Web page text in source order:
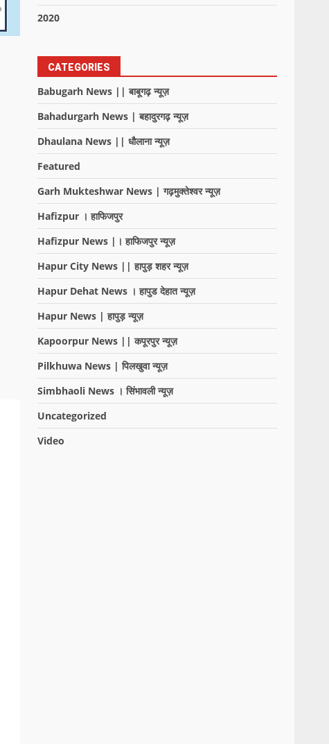
2020
CATEGORIES
Babugarh News || बाबूगढ़ न्यूज़
Bahadurgarh News | बहादुरगढ़ न्यूज़
Dhaulana News || धौलाना न्यूज़
Featured
Garh Mukteshwar News | गढ़मुक्तेश्वर न्यूज़
Hafizpur । हाफिजपुर
Hafizpur News |। हाफिजपुर न्यूज़
Hapur City News || हापुड़ शहर न्यूज़
Hapur Dehat News । हापुड देहात न्यूज़
Hapur News | हापुड़ न्यूज़
Kapoorpur News || कपूरपुर न्यूज़
Pilkhuwa News | पिलखुवा न्यूज़
Simbhaoli News । सिंभावली न्यूज़
Uncategorized
Video